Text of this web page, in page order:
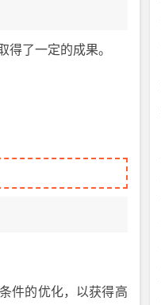
了一定的成果。
件的优化，以获得高